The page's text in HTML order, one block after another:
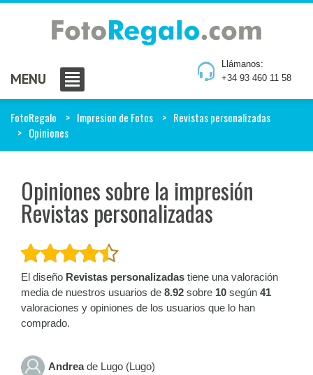
Llámanos:
+34 93 460 11 58
MENU
FotoRegalo Impresion de Fotos
Revistas personalizadas
Opiniones
Opiniones sobre la impresión
Revistas personalizadas
El diseño Revistas personalizadas tiene una valoración
media de nuestros usuarios de 8.92 sobre 10 según 41
valoraciones y opiniones de los usuarios que lo han
comprado.
Andreade Lugo (Lugo)